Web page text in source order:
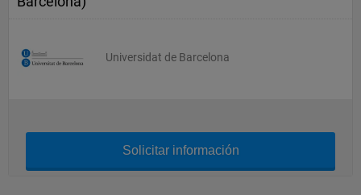
Universidat de Barcelona
Solicitar información